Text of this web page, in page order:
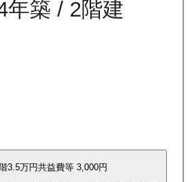
年築 / 2階建
3.5万円共益費等 3,000円